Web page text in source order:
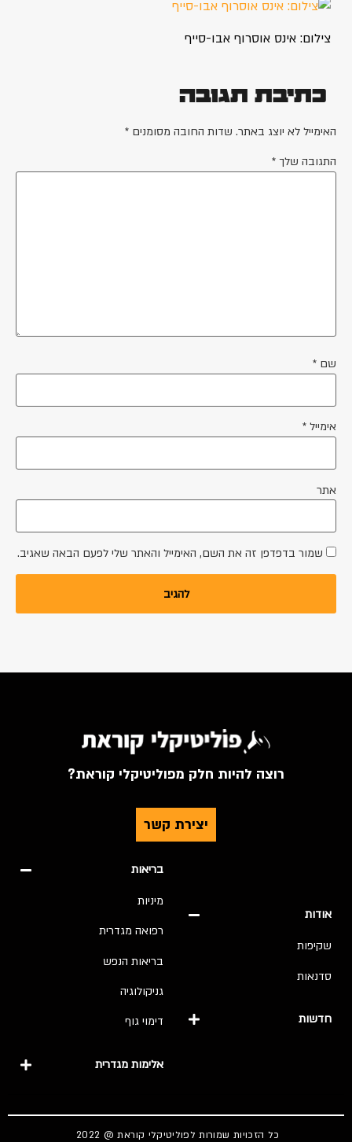
צילום: אינס אוסרוף אבו-סייף
כתיבת תגובה
האימייל לא יוצג באתר. שדות החובה מסומנים *
התגובה שלך *
שם *
אימייל *
אתר
שמור בדפדפן זה את השם, האימייל והאתר שלי לפעם הבאה שאגיב.
רוצה להיות חלק מפוליטיקלי קוראת?
יצירת קשר
אודות
שקיפות
סדנאות
חדשות
בריאות
מיניות
רפואה מגדרית
בריאות הנפש
גניקולוגיה
דימוי גוף
אלימות מגדרית
כל הזכויות שמורות לפוליטיקלי קוראת @ 2022